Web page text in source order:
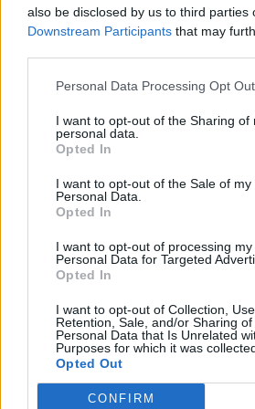
also be disclosed by us to third parties
Downstream Participants that may
Personal Data Processing Opt
I want to opt-out of the Sharing of
personal data.
Opted In
I want to opt-out of the Sale of my
Personal Data.
Opted In
I want to opt-out of processing my
Personal Data for Targeted
Opted In
I want to opt-out of Collection, Use,
Retention, Sale, and/or Sharing of
Personal Data that Is Unrelated
Purposes for which it was
Opted Out
CONFIRM
dela sa
Výroba na pracovnom stole
oko kolapsu, 5x Padlé srdce
Grim Raven (PET)
Získatelné zo sôch Čierneho rytiera
Pet Efekt (Legendárny):
+ 20.00% Body života
+ 20.00% všetky
+ 15.00% Veľkosť dropu
Ďalšie Kozmetické Prírastky:
rytiera